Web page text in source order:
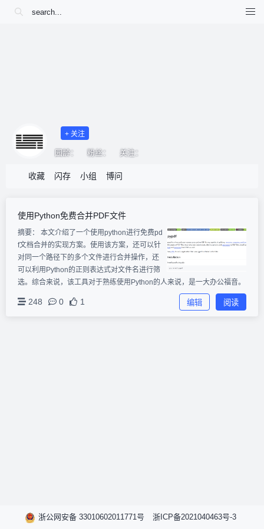
收藏 闪存 小组 博问
+ 关注
园龄： 粉丝： 关注：
使用Python免费合并PDF文件
摘要： 本文介绍了一个使用python进行免费pd
f文档合并的实现方案。使用该方案，还可以针
对同一个路径下的多个文件进行合并操作，还
可以利用Python的正则表达式对文件名进行筛
选。综合来说，该工具对于熟练使用Python的人来说，是一大办公福音。
248 0 1 编辑 阅读
浙公网安备 33010602011771号 浙ICP备2021040463号-3